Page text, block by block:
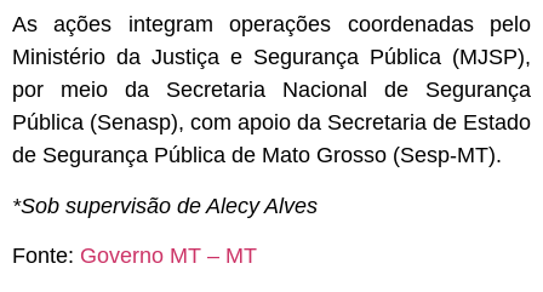
As ações integram operações coordenadas pelo
Ministério da Justiça e Segurança Pública (MJSP),
por meio da Secretaria Nacional de Segurança
Pública (Senasp), com apoio da Secretaria de Estado
de Segurança Pública de Mato Grosso (Sesp-MT).
*Sob supervisão de Alecy Alves
Fonte: Governo MT – MT